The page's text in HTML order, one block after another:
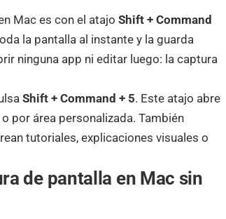
Mac es con el atajoShift + Command
la pantalla al instante y la guarda
ninguna app ni editar luego: la captura
Shift + Command + 5. Este atajo abre
por área personalizada. También
tutoriales, explicaciones visuales o
de pantalla en Mac sin